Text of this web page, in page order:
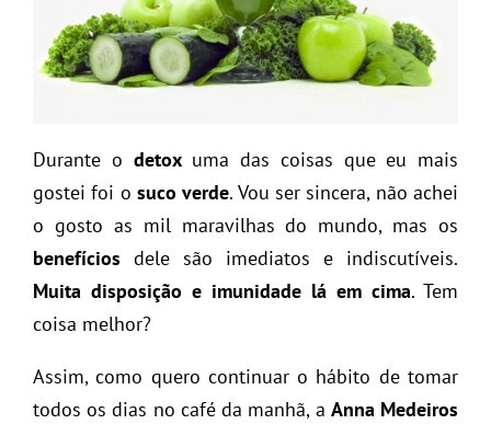
Durante o detoxuma das coisas que eu mais
gostei foi o suco verde. Vou ser sincera, não achei
o gosto as mil maravilhas do mundo, mas os
benefícios dele são imediatos e indiscutíveis.
Muita disposição e imunidade lá em cima. Tem
coisa melhor?
Assim, como quero continuar o hábito de tomar
todos os dias no café da manhã, a Anna Medeiros